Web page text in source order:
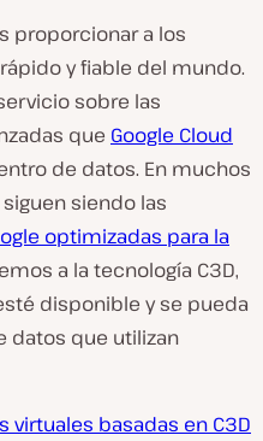
proporcionar a los
y fiable del mundo.
sobre las
que Google Cloud
de datos. En muchos
siendo las
optimizadas para la
a la tecnología C3D,
disponible y se pueda
datos que utilizan
virtuales basadas en C3D